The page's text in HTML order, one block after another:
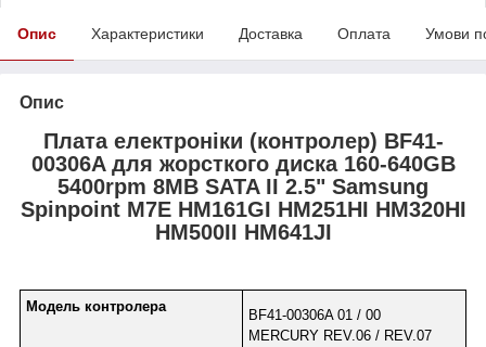
Опис Характеристики Доставка Оплата Умови
Опис
Плата електроніки (контролер) BF41-
00306A для жорсткого диска 160-640GB
5400rpm 8MB SATA II 2.5" Samsung
Spinpoint M7E HM161GI HM251HI HM320HI
HM500II HM641JI
Модель контролера
BF41-00306A 01 / 00
MERCURY REV.06 / REV.07